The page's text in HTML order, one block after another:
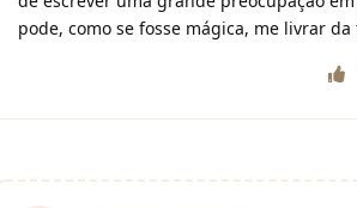
pode, como se fosse mágica, me livrar